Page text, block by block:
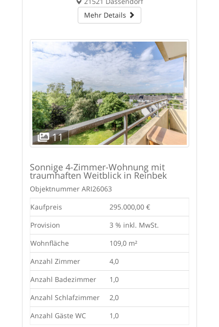
Mehr Details
11
Sonnige 4-Zimmer-Wohnung mit
traumhaften Weitblick in Reinbek
Objektnummer ARI26063
Kaufpreis
295.000,00 €
Provision
3 % inkl. MwSt.
Wohnfläche
109,0 m²
Anzahl Zimmer
4,0
Anzahl Badezimmer
1,0
Anzahl Schlafzimmer
2,0
Anzahl Gäste WC
1,0